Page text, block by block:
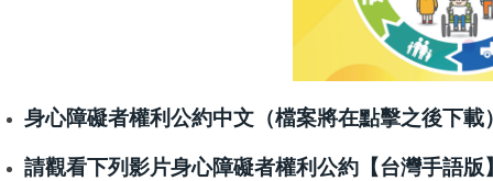
身心障礙者權利公約中文 （檔案將在點擊之後下載
請觀看下列影片身心障礙者權利公約【台灣手語版